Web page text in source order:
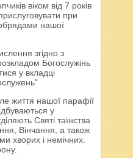
віком від 7 років
при
нашої
згідно з
Богослужінь
у вкладці
життя нашої парафії
у
Святі таїнства
Вінчання, а також
хворих і немічних.